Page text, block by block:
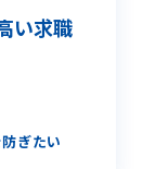
い求職
ぎたい